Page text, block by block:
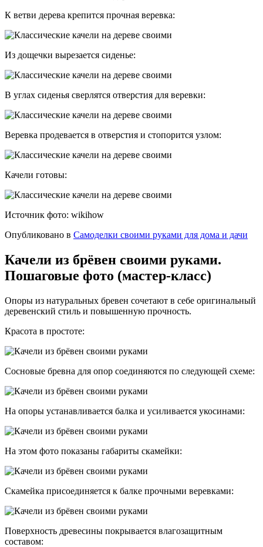
К ветви дерева крепится прочная веревка:
Из дощечки вырезается сиденье:
В углах сиденья сверлятся отверстия для веревки:
Веревка продевается в отверстия и стопорится узлом:
Качели готовы:
Источник фото: wikihow
Опубликовано в Самоделки своими руками для дома и дачи
Качели из брёвен своими руками.
Пошаговые фото (мастер-класс)
Опоры из натуральных бревен сочетают в себе оригинальный
деревенский стиль и повышенную прочность.
Красота в простоте:
Сосновые бревна для опор соединяются по следующей схеме:
На опоры устанавливается балка и усиливается укосинами:
На этом фото показаны габариты скамейки:
Скамейка присоединяется к балке прочными веревками:
Поверхность древесины покрывается влагозащитным
составом: